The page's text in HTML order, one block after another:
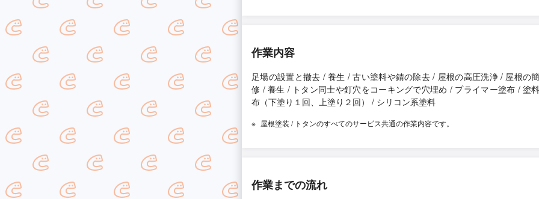
作業内容
足場の設置と撤去 / 養生 / 古い塗料や錆の除去 / 屋根の高圧洗浄 / 屋根の
修 / 養生 / トタン同士や釘穴をコーキングで穴埋め / プライマー塗布 / 塗
布（下塗り１回、上塗り２回） / シリコン系塗料
屋根塗装 / トタンのすべてのサービス共通の作業内容です。
作業までの流れ